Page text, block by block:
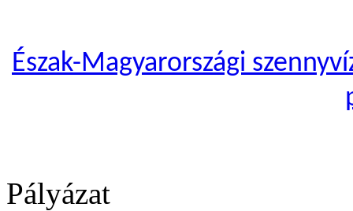
Észak-Magyarországi
Pályázat